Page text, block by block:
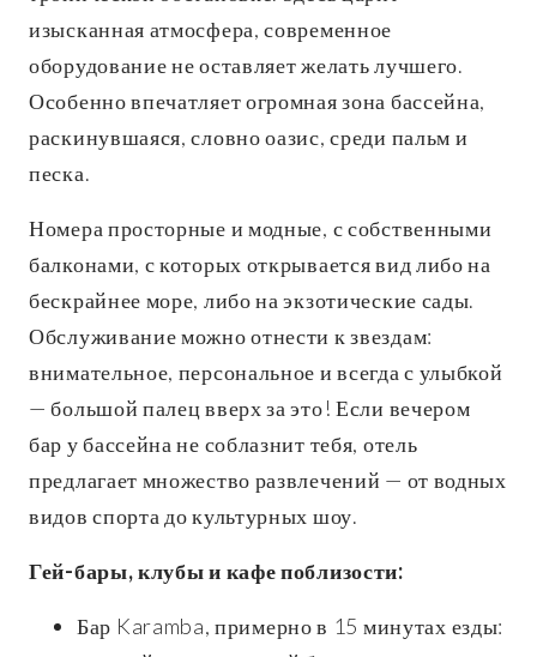
изысканная атмосфера, современное
оборудование не оставляет желать лучшего.
Особенно впечатляет огромная зона бассейна,
раскинувшаяся, словно оазис, среди пальм и
песка.
Номера просторные и модные, с собственными
балконами, с которых открывается вид либо на
бескрайнее море, либо на экзотические сады.
Обслуживание можно отнести к звездам:
внимательное, персональное и всегда с улыбкой
— большой палец вверх за это! Если вечером
бар у бассейна не соблазнит тебя, отель
предлагает множество развлечений — от водных
видов спорта до культурных шоу.
Гей-бары, клубы и кафе поблизости:
Бар Karamba, примерно в 15 минутах езды: